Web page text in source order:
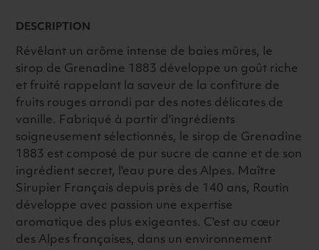
DESCRIPTION
Révêlant un arôme intense de baies mûres, le
sirop de Grenadine 1883 développe un goût riche
et fruité rappelant la saveur de la confiture de
fruits rouges arrondi par des notes délicates de
vanille. Fabriqué à partir d'ingrédients
soigneusement sélectionnés, le sirop de Grenadine
1883 est composé de pur sucre de canne et de son
ingrédient secret, l'eau pure des Alpes. Maître
Sirupier Français depuis près de 140 ans, Routin
développe avec passion une expertise
aromatique des plus exigeantes. C'est au cœur
des Alpes françaises, dans un environnement